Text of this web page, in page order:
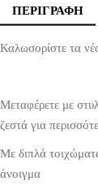
ΠΕΡΙΓΡΑΦΉ
Καλωσορίστε τα
Μεταφέρετε με
ζεστά για
Με διπλά
άνοιγμα